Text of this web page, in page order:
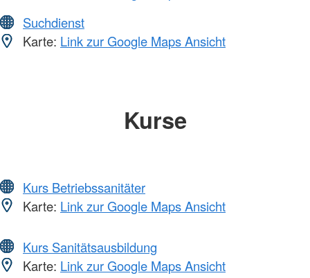
Suchdienst
Karte: Link zur Google Maps Ansicht
Kurse
Kurs Betriebssanitäter
Karte: Link zur Google Maps Ansicht
Kurs Sanitätsausbildung
Karte: Link zur Google Maps Ansicht